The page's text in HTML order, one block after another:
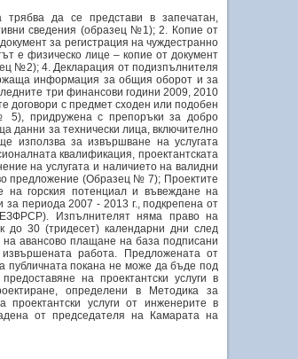
трябва да се представи в запечатан,
сведения (образец №1); 2. Копие от
за регистрация на чуждестранно
е физическо лице – копие от документ
№2); 4. Декларация от подизпълнителя
информация за общия оборот и за
три финансови години 2009, 2010
договори с предмет сходен или подобен
5), придружена с препоръки за добро
данни за технически лица, включително
използва за извършване на услугата
квалификация, проектантската
на услугата и наличието на валидни
предложение (Образец № 7); Проектите
на горския потенциал и въвеждане на
за периода 2007 - 2013 г., подкрепена от
Изпълнителят няма право на
30 (тридесет) календарни дни след
авансово плащане на база подписани
работа. Предложената от
публичната покана не може да бъде под
на проектантски услуги в
определени в Методика за
услуги от инженерите в
от председателя на Камарата на